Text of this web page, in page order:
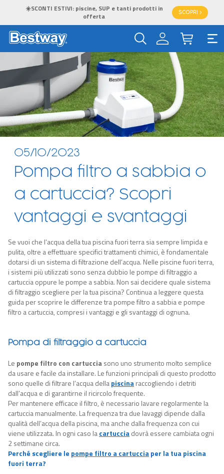
☀️SCONTI ESTIVI: piscine, SUP e tanti prodotti in
offerta
SCOPRI >
05/10/2023
Pompa filtro a sabbia o
a cartuccia? Scopri
vantaggi e svantaggi
Se vuoi che l’acqua della tua piscina fuori terra sia sempre limpida e
pulita, oltre a effettuare specifici trattamenti chimici, è fondamentale
dotarsi di un sistema di filtrazione dell’acqua. Nelle piscine fuori terra,
i sistemi più utilizzati sono senza dubbio le pompe di filtraggio a
cartuccia oppure le pompe a sabbia. Non sai decidere quale sistema
di filtraggio scegliere per la tua piscina? Continua a leggere questa
guida per scoprire le differenze tra pompe filtro a sabbia e pompe
filtro a cartuccia, compresi i vantaggi e gli svantaggi di ognuna.
Pompa di filtraggio a cartuccia
Le pompe filtro con cartucciasono uno strumento molto semplice
da usare e facile da installare. Le funzioni principali di questo prodotto
sono quelle di filtrare l’acqua dellapiscinaraccogliendo i detriti
dall’acqua e di garantirne il ricircolo frequente.
Per mantenere efficace il filtro, è necessario lavare regolarmente la
cartuccia manualmente. La frequenza tra due lavaggi dipende dalla
qualità dell’acqua della piscina, ma anche dalla frequenza con cui
viene utilizzata. In ogni caso lacartucciadovrà essere cambiata ogni
2 settimane circa.
Perché scegliere le pompe filtro a cartucciaper la tua piscina
fuori terra?